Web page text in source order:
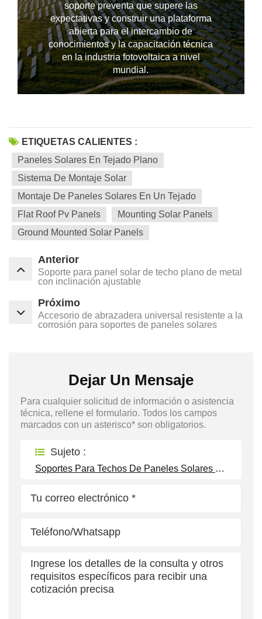
soporte preventa que supere las
expectativas y construir una plataforma
abierta para el intercambio de
conocimientos y la capacitación técnica
en la industria fotovoltaica a nivel
mundial.
--------------占位---------------
ETIQUETAS CALIENTES :
Paneles Solares En Tejado Plano
Sistema De Montaje Solar
Montaje De Paneles Solares En Un Tejado
Flat Roof Pv Panels
Mounting Solar Panels
Ground Mounted Solar Panels
Anterior
Soporte para panel solar de techo plano de metal
con inclinación ajustable
Próximo
Accesorio de abrazadera universal resistente a la
corrosión para soportes de paneles solares
Dejar Un Mensaje
Para cualquier solicitud de información o asistencia
técnica, rellene el formulario. Todos los campos
marcados con un asterisco* son obligatorios.
Sujeto :
Soportes Para Techos De Paneles Solares Para Todo Tipo De Techos